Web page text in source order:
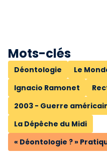
Mots-clés
Déontologie
Le
Ignacio Ramonet
2003 - Guerre
La Dépêche du Midi
« Déontologie ? »